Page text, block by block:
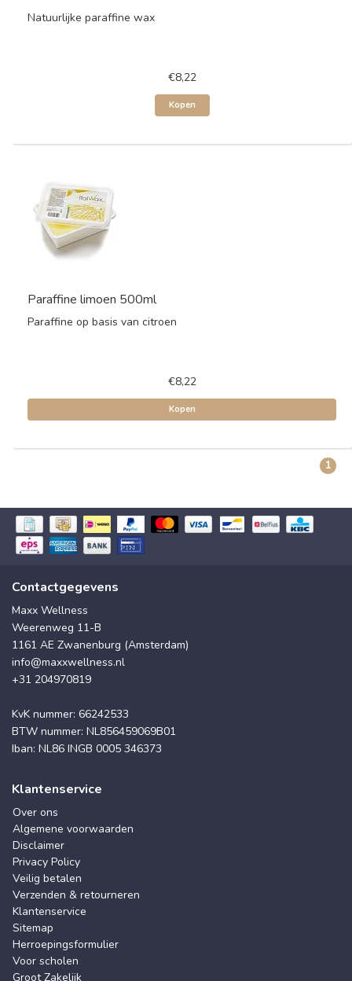
Natuurlijke paraffine wax
€8,22
Kopen
Paraffine limoen 500ml
Paraffine op basis van citroen
€8,22
Kopen
1
Contactgegevens
Maxx Wellness
Weerenweg 11-B
1161 AE Zwanenburg (Amsterdam)
info@maxxwellness.nl
+31 204970819
KvK nummer: 66242533
BTW nummer: NL856459069B01
Iban: NL86 INGB 0005 346373
Klantenservice
Over ons
Algemene voorwaarden
Disclaimer
Privacy Policy
Veilig betalen
Verzenden & retourneren
Klantenservice
Sitemap
Herroepingsformulier
Voor scholen
Groot Zakelijk